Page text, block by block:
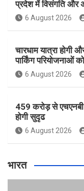
प्रदेश में विसंगति और
6 August 2026
चारधाम यात्रा
पार्किंग परियोजनाओं
6 August 2026
459 करोड़ से एचएनबी
होगी सुदृढ
6 August 2026
भारत